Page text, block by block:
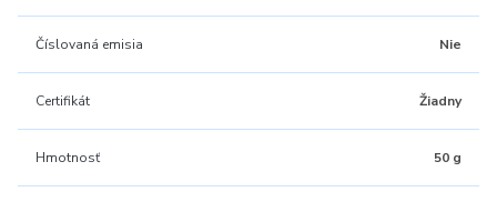
Číslovaná emisia Nie
Certifikát Žiadny
Hmotnosť 50 g